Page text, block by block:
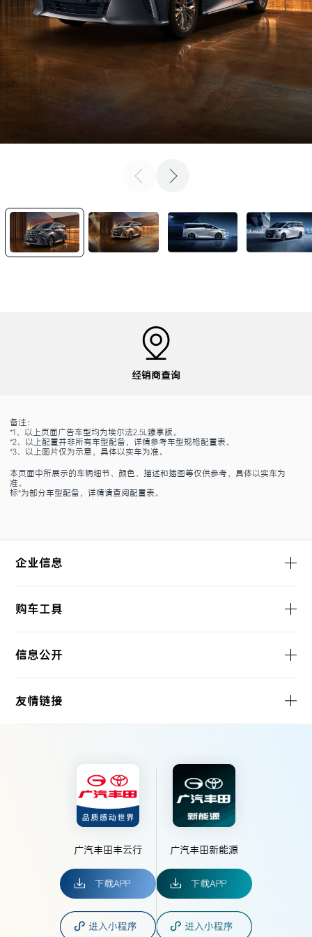
经销商查询
备注：
*1、以上页面广告车型均为埃尔法2.5L臻享版。
*2、以上配置并非所有车型配备，详情参考车型规格配置表。
*3、以上图片仅为示意，具体以实车为准。
本页面中所展示的车辆细节、颜色、描述和插图等仅供参考，具体以实车为
准。
标*为部分车型配备，详情请查阅配置表。
企业信息
购车工具
信息公开
友情链接
广汽丰田丰云行 广汽丰田新能源